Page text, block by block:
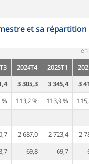
et sa
en
2024T4 2025T1
3 305,3 3 345,4 3
% 113,2 % 113,9 %
2 687,0 2 723,4 2
69,8 69,7